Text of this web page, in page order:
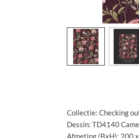
Collectie: Checking
Dessin: TD4140
Afmeting (BxH): 200